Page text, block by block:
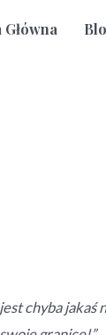
chyba jakaś